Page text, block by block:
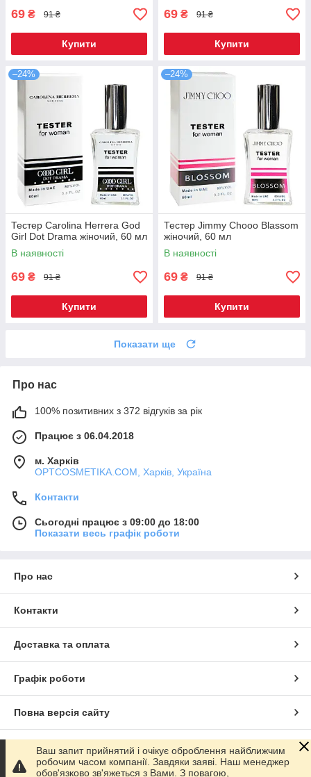
69 ₴ 91 ₴
Купити
69 ₴ 91 ₴
Купити
–24%
Тестер Carolina Herrera God
Girl Dot Drama жіночий, 60 мл
В наявності
69 ₴ 91 ₴
Купити
–24%
Тестер Jimmy Chooo Blassom
жіночий, 60 мл
В наявності
69 ₴ 91 ₴
Купити
Показати ще
Про нас
100% позитивних з 372 відгуків за рік
Працює з 06.04.2018
м. Харків
OPTCOSMETIKA.COM, Харків, Україна
Контакти
Сьогодні працює з 09:00 до 18:00
Показати весь графік роботи
Про нас
Контакти
Доставка та оплата
Графік роботи
Повна версія сайту
Сайт створено на маркетплейсі Prom.ua
Ваш запит прийнятий і очікує оброблення найближчим
робочим часом компанії. Завдяки заяві. Наш менеджер
обов'язково зв'яжеться з Вами. З повагою,